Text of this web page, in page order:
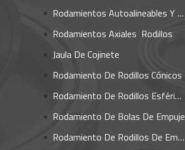
Rodamientos Autoalineables Y Soportes
Rodamientos Axiales  Rodillos
Jaula De Cojinete
Rodamiento De Rodillos Cónicos
Rodamiento De Rodillos Esféricos
Rodamiento De Bolas De Empuje
Rodamiento De Rodillos De Empuje